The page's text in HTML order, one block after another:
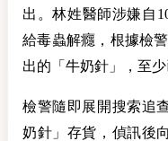
出。林姓醫師涉嫌自
給毒蟲解癮，根據檢
出的「牛奶針」，至
檢警隨即展開搜索追
奶針」存貨，偵訊後